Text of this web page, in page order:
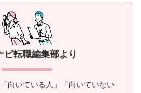
ビ転職編集部より
向いている人」「向いていない